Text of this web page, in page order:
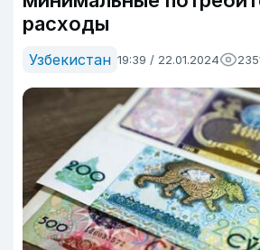
расходы
Узбекистан 19:39 / 22.01.2024